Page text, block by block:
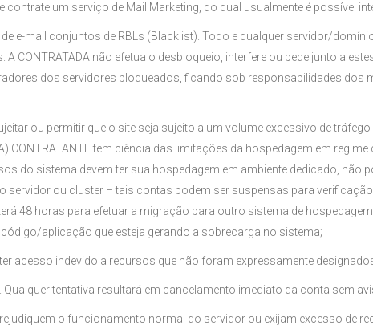
um serviço de Mail Marketing, do qual usualmente é possível
e-mail conjuntos de RBLs (Blacklist). Todo e qualquer servidor/
CONTRATADA não efetua o desbloqueio, interfere ou pede junto a
dos servidores bloqueados, ficando sob responsabilidades dos
ou permitir que o site seja sujeito a um volume excessivo de
CONTRATANTE tem ciência das limitações da hospedagem em
do sistema devem ter sua hospedagem em ambiente dedicado, não
ou cluster – tais contas podem ser suspensas para
48 horas para efetuar a migração para outro sistema de
aplicação que esteja gerando a sobrecarga no sistema;
acesso indevido a recursos que não foram expressamente
tentativa resultará em cancelamento imediato da conta sem
o funcionamento normal do servidor ou exijam excesso de